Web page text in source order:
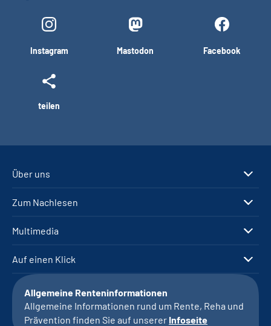
Instagram Mastodon Facebook
teilen
Über uns
Zum Nachlesen
Multimedia
Auf einen Klick
Allgemeine Renteninformationen
Allgemeine Informationen rund um Rente, Reha und
Prävention finden Sie auf unserer Infoseite